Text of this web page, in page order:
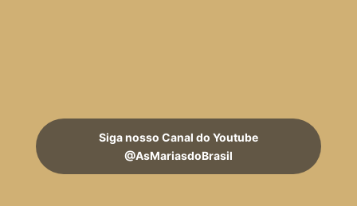
Siga nosso Canal do Youtube
@AsMariasdoBrasil